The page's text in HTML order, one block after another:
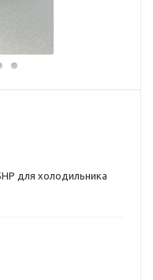
для холодильника